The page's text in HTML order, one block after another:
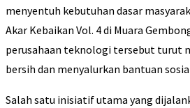
menyentuh kebutuhan dasar
Akar Kebaikan Vol. 4 di Muara
perusahaan teknologi tersebut turut
bersih dan menyalurkan bantuan
Salah satu inisiatif utama yang